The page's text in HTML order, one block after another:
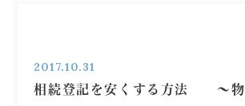
2017.10.31
相続登記を安くする方法 ～物